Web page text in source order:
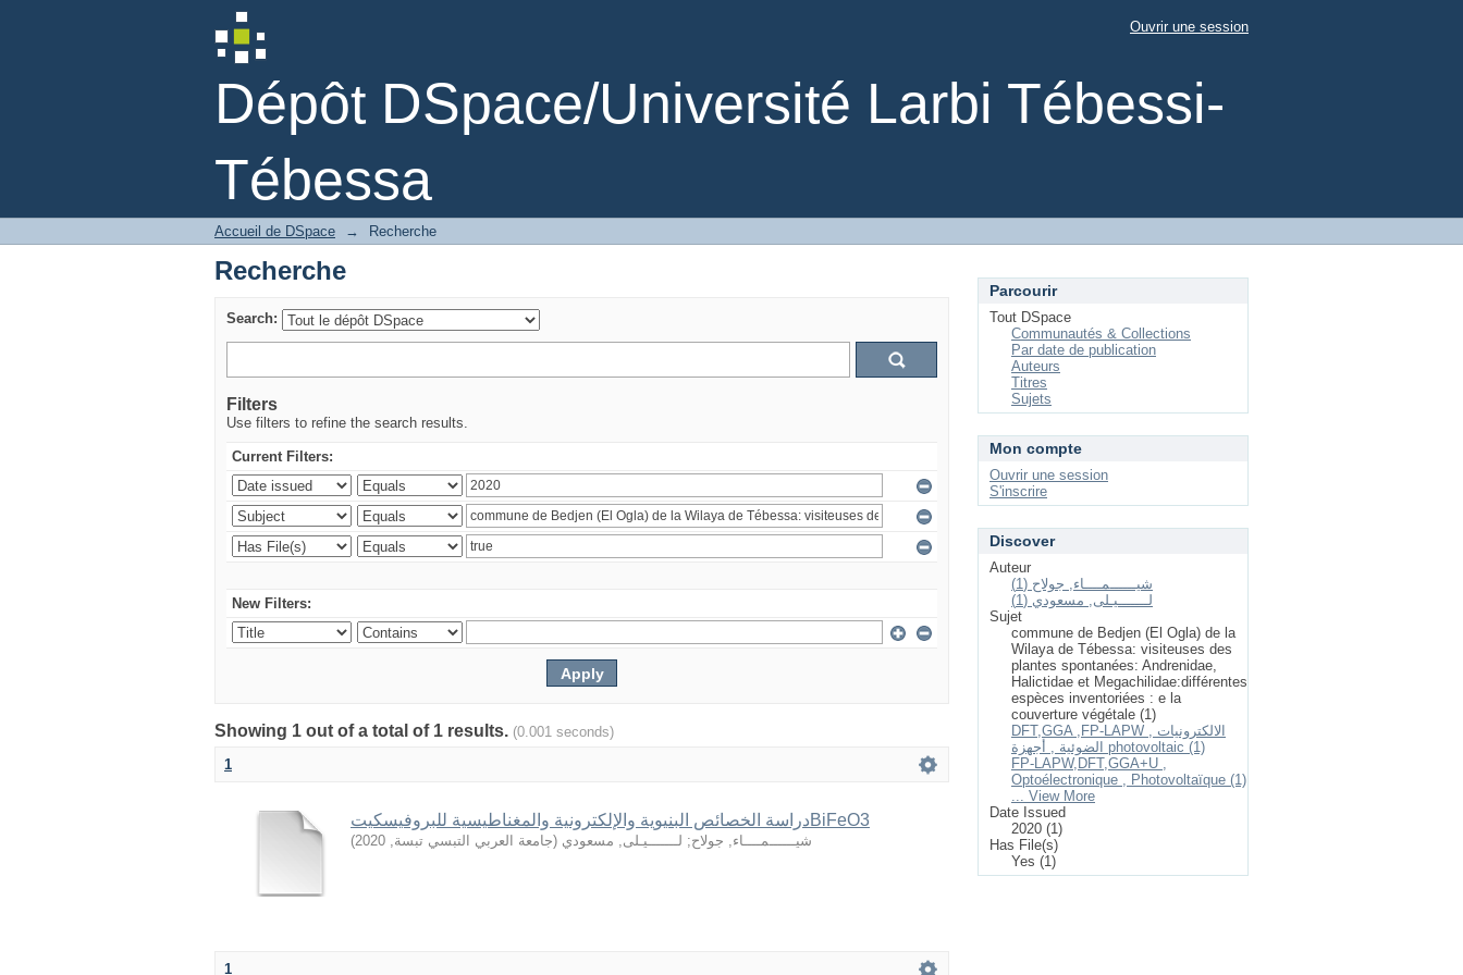
Dépôt DSpace/Université Larbi Tébessi-
Tébessa
Recherche Ouvrir une session
Accueil de DSpace → Recherche
Recherche
Search:
Filters
Use filters to refine the search results.
Current Filters:
New Filters:
Showing 1 out of a total of 1 results. (0.001 seconds)
1
دراسة الخصائص البنيوية والإلكترونية والمغناطيسية للبروفيسكيتBiFeO3
شيــــــمــــاء, جولاح; لـــــــيـلى, مسعودي (جامعة العربي التبسي تبسة,
2020
)
1
Parcourir
Tout DSpace
Communautés & Collections
Par date de publication
Auteurs
Titres
Sujets
Mon compte
Ouvrir une session
S'inscrire
Discover
Auteur
شيــــــمــــاء, جولاح (1)
لـــــــيـلى, مسعودي (1)
Sujet
commune de Bedjen (El Ogla) de la
Wilaya de Tébessa: visiteuses des
plantes spontanées: Andrenidae,
Halictidae et Megachilidae:différentes
espèces inventoriées : e la
couverture végétale (1)
DFT,GGA ,FP-LAPW , الالكترونيات
الضوئية , أجهزة photovoltaic (1)
FP-LAPW,DFT,GGA+U ,
Optoélectronique , Photovoltaïque (1)
... View More
Date Issued
2020 (1)
Has File(s)
Yes (1)